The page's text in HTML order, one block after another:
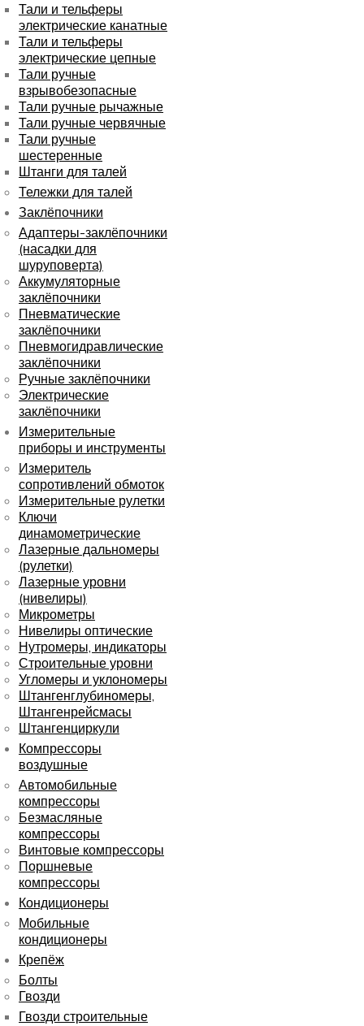
Тали и тельферы
электрические канатные
Тали и тельферы
электрические цепные
Тали ручные
взрывобезопасные
Тали ручные рычажные
Тали ручные червячные
Тали ручные
шестеренные
Штанги для талей
Тележки для талей
Заклёпочники
Адаптеры-заклёпочники
(насадки для
шуруповерта)
Аккумуляторные
заклёпочники
Пневматические
заклёпочники
Пневмогидравлические
заклёпочники
Ручные заклёпочники
Электрические
заклёпочники
Измерительные
приборы и инструменты
Измеритель
сопротивлений обмоток
Измерительные рулетки
Ключи
динамометрические
Лазерные дальномеры
(рулетки)
Лазерные уровни
(нивелиры)
Микрометры
Нивелиры оптические
Нутромеры, индикаторы
Строительные уровни
Угломеры и уклономеры
Штангенглубиномеры,
Штангенрейсмасы
Штангенциркули
Компрессоры
воздушные
Автомобильные
компрессоры
Безмасляные
компрессоры
Винтовые компрессоры
Поршневые
компрессоры
Кондиционеры
Мобильные
кондиционеры
Крепёж
Болты
Гвозди
Гвозди строительные